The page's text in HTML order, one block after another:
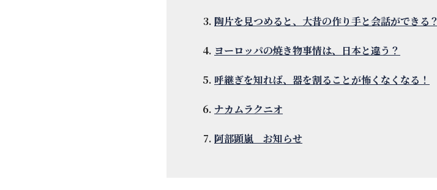
陶片を見つめると、大昔の作り手と会話ができる？
ヨーロッパの焼き物事情は、日本と違う？
呼継ぎを知れば、器を割ることが怖くなくなる！
ナカムラクニオ
阿部顕嵐 お知らせ